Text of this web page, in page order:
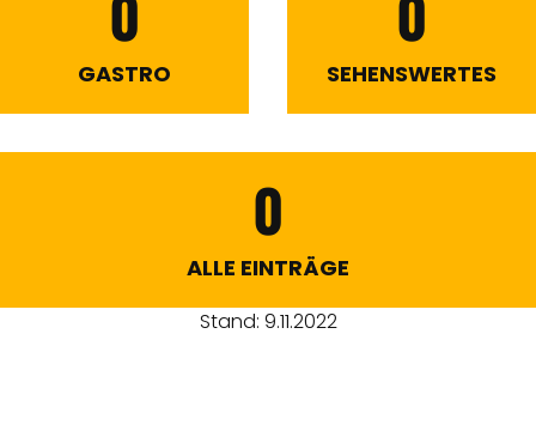
GASTRO SEHENSWERTES
0
ALLE EINTRÄGE
Stand: 9.11.2022